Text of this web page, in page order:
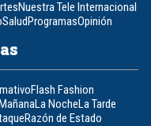
Nuestra Tele Internacional
SaludProgramasOpinión
Flash Fashion
La NocheLa Tarde
Razón de Estado